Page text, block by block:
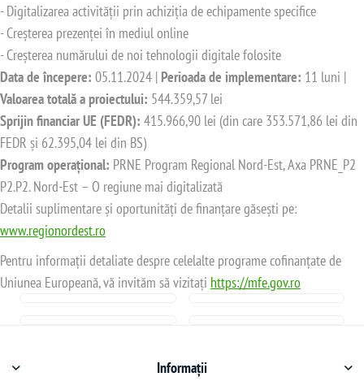
- Digitalizarea activității prin achiziția de echipamente specifice
- Creșterea prezenței în mediul online
- Creșterea numărului de noi tehnologii digitale folosite
Data de începere: 05.11.2024 | Perioada de implementare: 11 luni |
Valoarea totală a proiectului: 544.359,57 lei
Sprijin financiar UE (FEDR): 415.966,90 lei (din care 353.571,86 lei din
FEDR și 62.395,04 lei din BS)
Program operațional: PRNE Program Regional Nord-Est, Axa PRNE_P2
P2.P2. Nord-Est – O regiune mai digitalizată
Detalii suplimentare și oportunități de finanțare găsești pe:
www.regionordest.ro
Pentru informații detaliate despre celelalte programe cofinanțate de
Uniunea Europeană, vă invităm să vizitați https://mfe.gov.ro
Informații